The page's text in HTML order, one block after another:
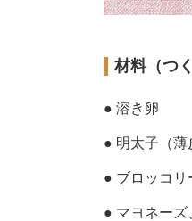
材料（つ
● 溶き卵
● 明太子（薄
● ブロッコリ
● マヨネーズ